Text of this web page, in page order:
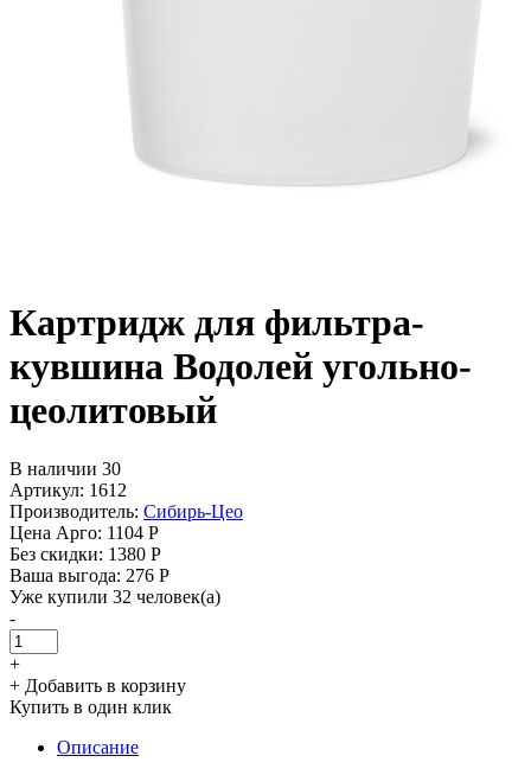
Картридж для фильтра-
кувшина Водолей угольно-
цеолитовый
В наличии 30
Артикул: 1612
Производитель: Сибирь-Цео
Цена Арго: 1104 Р
Без скидки: 1380 Р
Ваша выгода: 276 Р
Уже купили 32 человек(а)
-
+
+ Добавить в корзину
Купить в один клик
Описание